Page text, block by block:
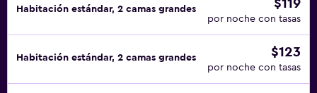
Habitación estándar, 2 camas grandes $119
por noche con tasas
Habitación estándar, 2 camas grandes $123
por noche con tasas